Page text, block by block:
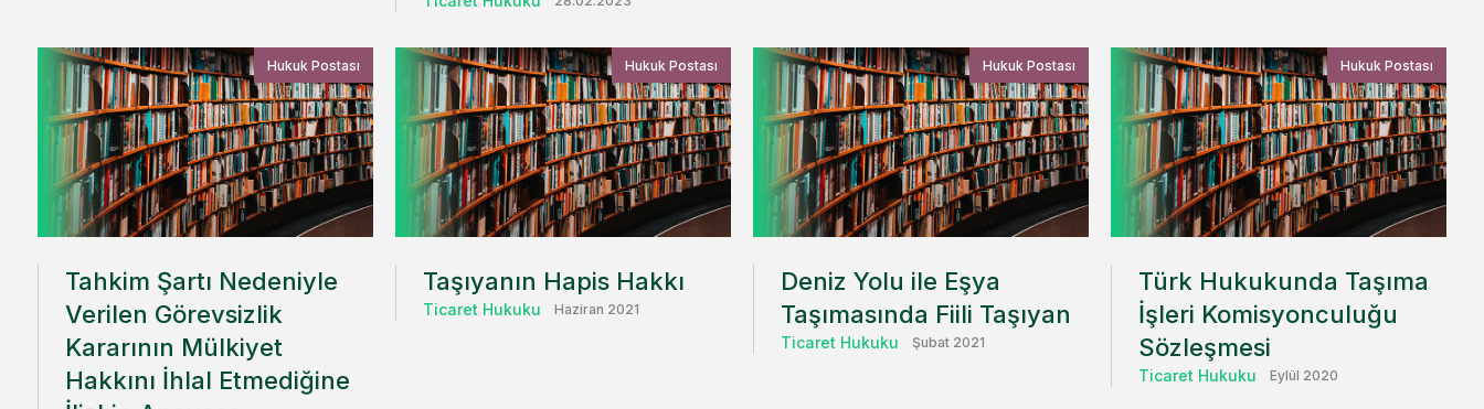
Hukuk Postası
Tahkim Şartı Nedeniyle
Verilen Görevsizlik
Kararının Mülkiyet
Hakkını İhlal Etmediğine
Hukuk Postası
Taşıyanın Hapis Hakkı
Ticaret Hukuku Haziran 2021
Hukuk Postası
Deniz Yolu ile Eşya
Taşımasında Fiili Taşıyan
Ticaret Hukuku Şubat 2021
Hukuk Postası
Türk Hukukunda Taşıma
İşleri Komisyonculuğu
Sözleşmesi
Ticaret Hukuku Eylül 2020